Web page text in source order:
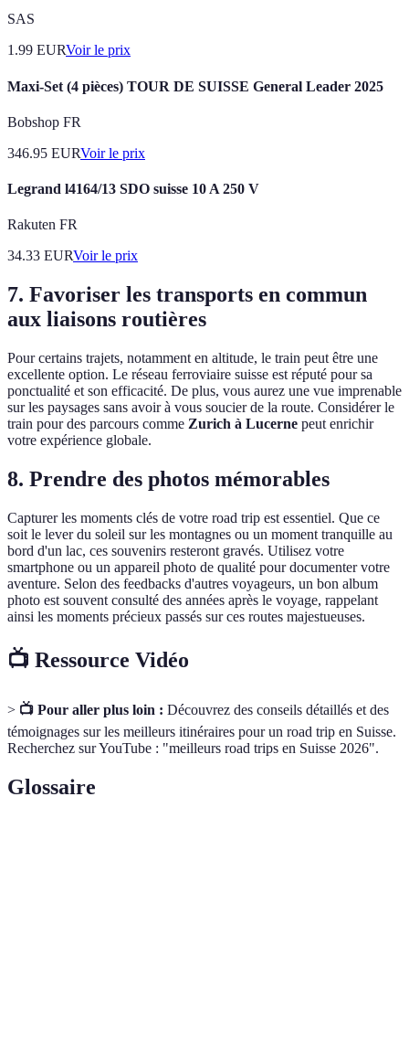
SAS
1.99 EURVoir le prix
Maxi-Set (4 pièces) TOUR DE SUISSE General Leader 2025
Bobshop FR
346.95 EURVoir le prix
Legrand l4164/13 SDO suisse 10 A 250 V
Rakuten FR
34.33 EURVoir le prix
7. Favoriser les transports en commun
aux liaisons routières
Pour certains trajets, notamment en altitude, le train peut être une
excellente option. Le réseau ferroviaire suisse est réputé pour sa
ponctualité et son efficacité. De plus, vous aurez une vue imprenable
sur les paysages sans avoir à vous soucier de la route. Considérer le
train pour des parcours comme Zurich à Lucerne peut enrichir
votre expérience globale.
8. Prendre des photos mémorables
Capturer les moments clés de votre road trip est essentiel. Que ce
soit le lever du soleil sur les montagnes ou un moment tranquille au
bord d'un lac, ces souvenirs resteront gravés. Utilisez votre
smartphone ou un appareil photo de qualité pour documenter votre
aventure. Selon des feedbacks d'autres voyageurs, un bon album
photo est souvent consulté des années après le voyage, rappelant
ainsi les moments précieux passés sur ces routes majestueuses.
📺 Ressource Vidéo
> 📺 Pour aller plus loin : Découvrez des conseils détaillés et des
témoignages sur les meilleurs itinéraires pour un road trip en Suisse.
Recherchez sur YouTube : "meilleurs road trips en Suisse 2026".
Glossaire